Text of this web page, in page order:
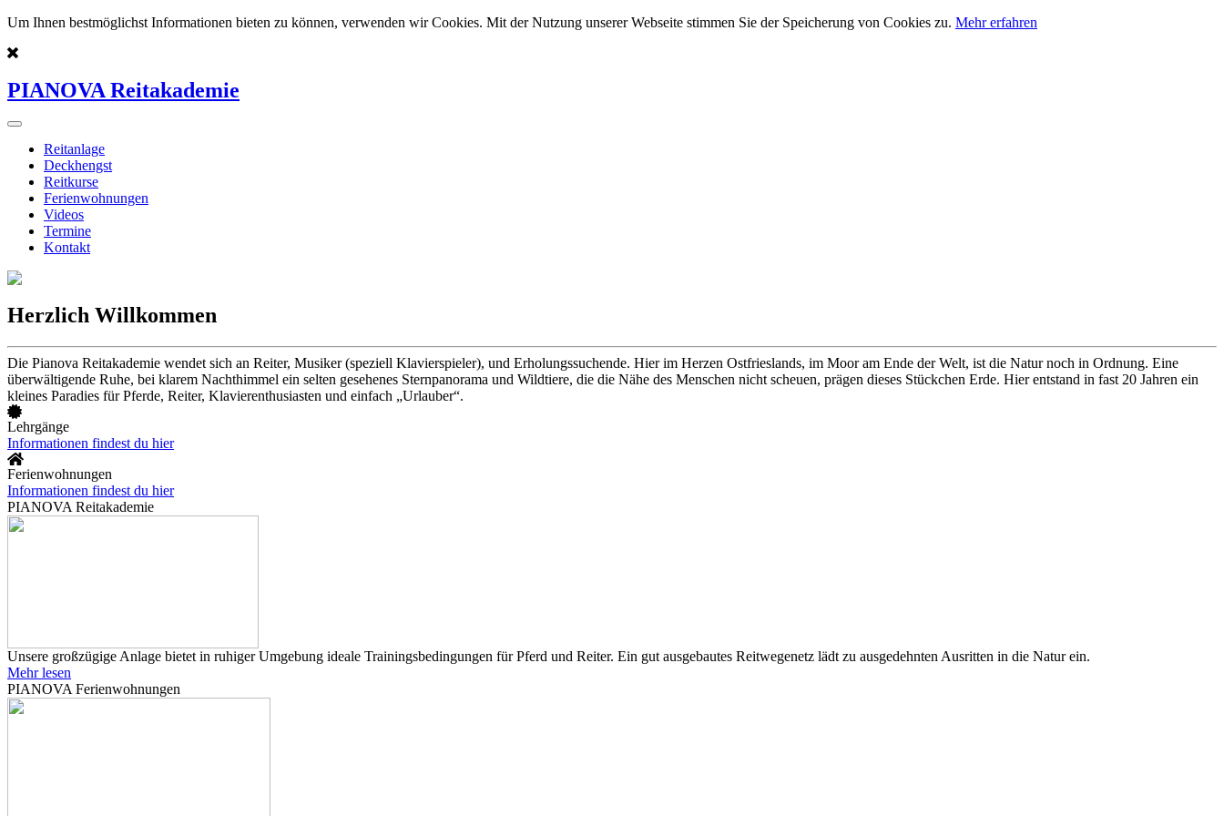
Um Ihnen bestmöglichst Informationen bieten zu können, verwenden wir Cookies. Mit der Nutzung unserer Webseite stimmen Sie der Speicherung von Cookies zu. Mehr erfahren
PIANOVA Reitakademie
Reitanlage
Deckhengst
Reitkurse
Ferienwohnungen
Videos
Termine
Kontakt
Herzlich Willkommen
Die Pianova Reitakademie wendet sich an Reiter, Musiker (speziell Klavierspieler), und Erholungssuchende. Hier im Herzen Ostfrieslands, im Moor am Ende der Welt, ist die Natur noch in Ordnung. Eine
überwältigende Ruhe, bei klarem Nachthimmel ein selten gesehenes Sternpanorama und Wildtiere, die die Nähe des Menschen nicht scheuen, prägen dieses Stückchen Erde. Hier entstand in fast 20 Jahren ein
kleines Paradies für Pferde, Reiter, Klavierenthusiasten und einfach „Urlauber“.
Lehrgänge
Informationen findest du hier
Ferienwohnungen
Informationen findest du hier
PIANOVA Reitakademie
Unsere großzügige Anlage bietet in ruhiger Umgebung ideale Trainingsbedingungen für Pferd und Reiter. Ein gut ausgebautes Reitwegenetz lädt zu ausgedehnten Ausritten in die Natur ein.
Mehr lesen
PIANOVA Ferienwohnungen